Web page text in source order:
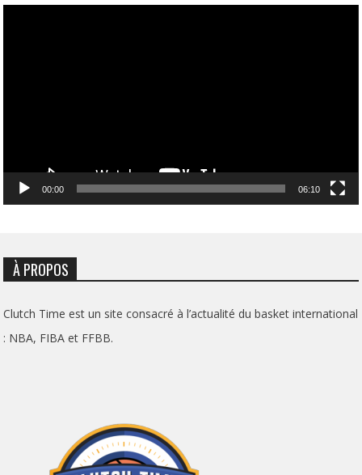
00:00 06:10
À PROPOS
Clutch Time est un site consacré à l’actualité du basket international
: NBA, FIBA et FFBB.